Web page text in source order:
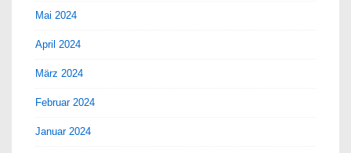
Mai 2024
April 2024
März 2024
Februar 2024
Januar 2024